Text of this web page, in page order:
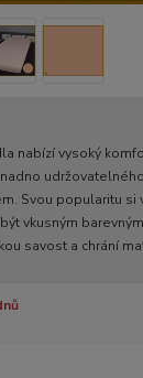
nabízí vysoký
Svou popularitu si
vkusným
savost a chrání